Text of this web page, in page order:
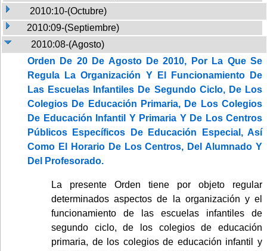
2010:10-(Octubre)
2010:09-(Septiembre)
2010:08-(Agosto)
Orden De 20 De Agosto De 2010, Por La Que Se
Regula La Organización Y El Funcionamiento De
Las Escuelas Infantiles De Segundo Ciclo, De Los
Colegios De Educación Primaria, De Los Colegios
De Educación Infantil Y Primaria Y De Los Centros
Públicos Específicos De Educación Especial, Así
Como El Horario De Los Centros, Del Alumnado Y
Del Profesorado.
La presente Orden tiene por objeto regular
determinados aspectos de la organización y el
funcionamiento de las escuelas infantiles de
segundo ciclo, de los colegios de educación
primaria, de los colegios de educación infantil y